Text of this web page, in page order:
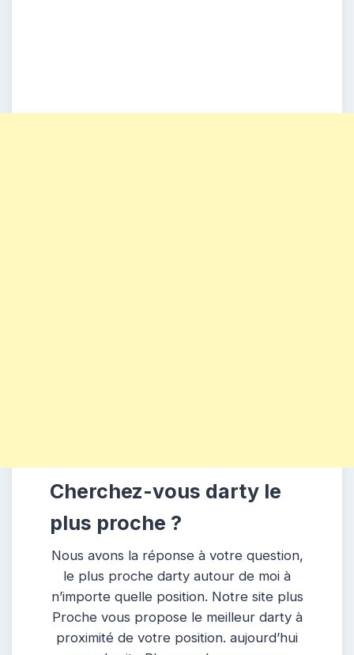
Cherchez-vous darty le
plus proche ?
Nous avons la réponse à votre question,
le plus proche darty autour de moi à
n’importe quelle position. Notre site plus
Proche vous propose le meilleur darty à
proximité de votre position. aujourd’hui